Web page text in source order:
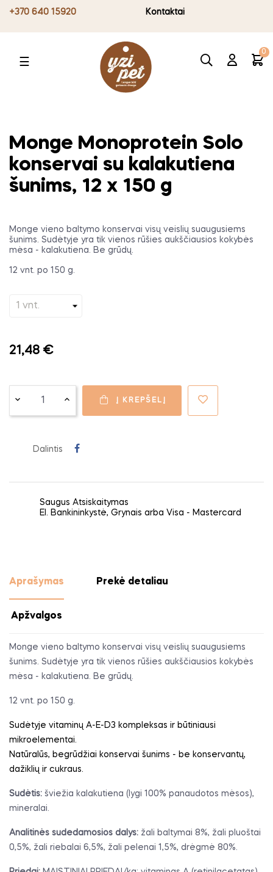
+370 640 15920 Kontaktai
Toggle
☰
0
Monge Monoprotein Solo
konservai su kalakutiena
šunims, 12 x 150 g
Monge vieno baltymo konservai visų veislių suaugusiems
šunims. Sudėtyje yra tik vienos rūšies aukščiausios kokybės
mėsa - kalakutiena. Be grūdų.
12 vnt. po 150 g.
21,48 €
Į KREPŠELĮ
Dalintis
Saugus Atsiskaitymas
El. Bankininkystė, Grynais arba Visa - Mastercard
Aprašymas Prekė detaliau
Apžvalgos
Monge vieno baltymo konservai visų veislių suaugusiems
šunims. Sudėtyje yra tik vienos rūšies aukščiausios kokybės
mėsa - kalakutiena. Be grūdų.
12 vnt. po 150 g.
Sudėtyje vitaminų A-E-D3 kompleksas ir būtiniausi
mikroelementai.
Natūralūs, begrūdžiai konservai šunims - be konservantų,
dažiklių ir cukraus.
Sudėtis: šviežia kalakutiena (lygi 100% panaudotos mėsos),
mineralai.
Analitinės sudedamosios dalys: žali baltymai 8%, žali pluoštai
0,5%, žali riebalai 6,5%, žali pelenai 1,5%, drėgmė 80%.